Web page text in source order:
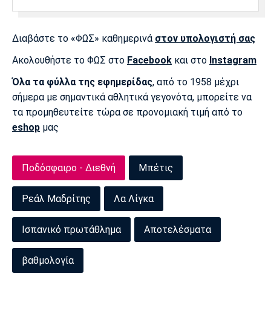
Διαβάστε το «ΦΩΣ» καθημερινά στον υπολογιστή σας
Ακολουθήστε το ΦΩΣ στο Facebook και στο Instagram
Όλα τα φύλλα της εφημερίδας, από το 1958 μέχρι
σήμερα με σημαντικά αθλητικά γεγονότα, μπορείτε να
τα προμηθευτείτε τώρα σε προνομιακή τιμή από το
eshop μας
Ποδόσφαιρο - Διεθνή Μπέτις
Ρεάλ Μαδρίτης Λα Λίγκα
Ισπανικό πρωτάθλημα Αποτελέσματα
βαθμολογία